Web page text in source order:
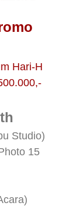
Hari-H
Studio)
15